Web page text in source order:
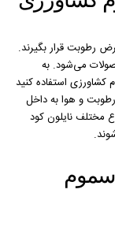
رطوبت قرار بگیرند.
می‌شود. به
استفاده کنید
رطوبت و هوا به داخل
مختلف نایلون کود
سموم